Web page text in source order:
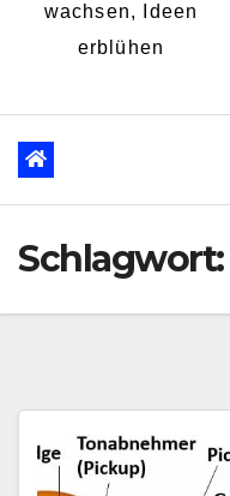
wachsen, Ideen
erblühen
Schlagwort: